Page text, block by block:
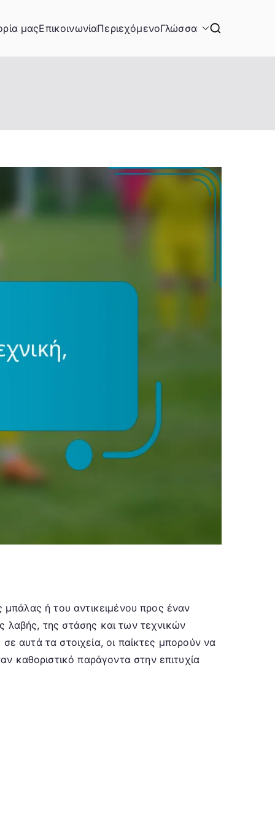
μαςΕπικοινωνίαΠεριεχόμενοΓλώσσα
μπάλας ή του αντικειμένου προς έναν
λαβής, της στάσης και των τεχνικών
αυτά τα στοιχεία, οι παίκτες μπορούν να
καθοριστικό παράγοντα στην επιτυχία